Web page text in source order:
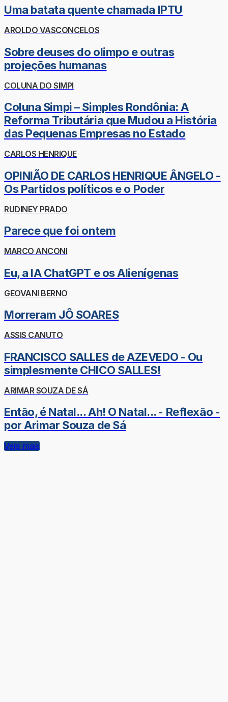
Uma batata quente chamada IPTU
AROLDO VASCONCELOS
Sobre deuses do olimpo e outras
projeções humanas
COLUNA DO SIMPI
Coluna Simpi – Simples Rondônia: A
Reforma Tributária que Mudou a História
das Pequenas Empresas no Estado
CARLOS HENRIQUE
OPINIÃO DE CARLOS HENRIQUE ÂNGELO -
Os Partidos políticos e o Poder
RUDINEY PRADO
Parece que foi ontem
MARCO ANCONI
Eu, a IA ChatGPT e os Alienígenas
GEOVANI BERNO
Morreram JÔ SOARES
ASSIS CANUTO
FRANCISCO SALLES de AZEVEDO - Ou
simplesmente CHICO SALLES!
ARIMAR SOUZA DE SÁ
Então, é Natal... Ah! O Natal... - Reflexão -
por Arimar Souza de Sá
Veja mais